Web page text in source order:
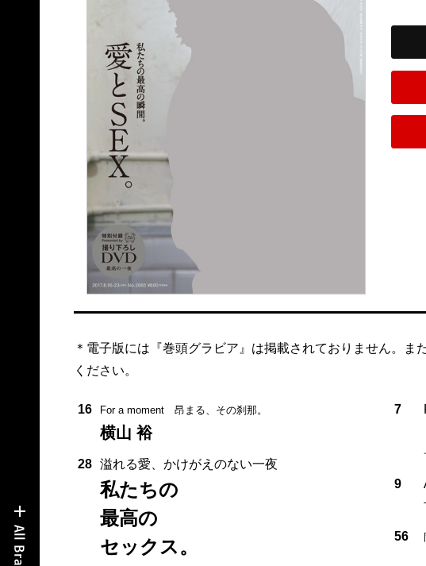
＊電子版には『巻頭グラビア』は掲載されておりません。
ください。
16 For a moment 昂まる、その刹那。
横山 裕
28 溢れる愛、かけがえのない一夜
私たちの
最高の
セックス。
7
9
56